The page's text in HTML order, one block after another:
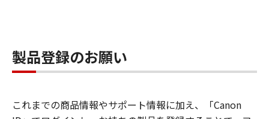
製品登録のお願い
これまでの商品情報やサポート情報に加え、「Canon